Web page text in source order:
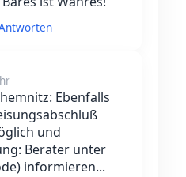
Ebenfalls
und
Berater unter
informieren...